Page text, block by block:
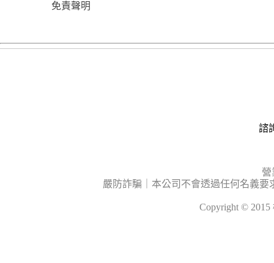
免責聲明
諮
營
嚴防詐騙｜本公司不會透過任何名義
Copyright ©